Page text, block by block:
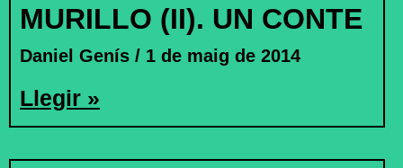
MURILLO (II). UN CONTE
Daniel Genís 1 de maig de 2014
Llegir »